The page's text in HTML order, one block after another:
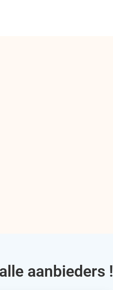
aanbieders !